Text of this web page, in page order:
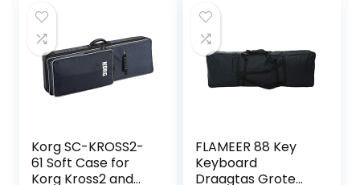
Korg SC-KROSS2-
61 Soft Case for
Korg Kross2 and
FLAMEER 88 Key
Keyboard
Draagtas Grote